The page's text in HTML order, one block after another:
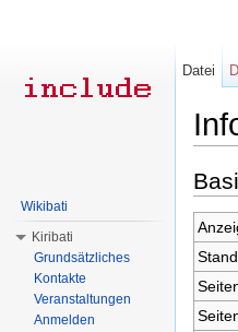
Datei
Wikibati
Kiribati
Grundsätzliches
Kontakte
Veranstaltungen
Anmelden